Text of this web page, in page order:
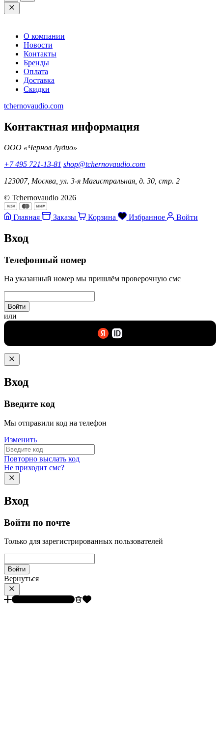
О компании
Новости
Контакты
Бренды
Оплата
Доставка
Скидки
tchernovaudio.com
Контактная информация
ООО «Чернов Аудио»
+7 495 721-13-81 shop@tchernovaudio.com
123007, Москва, ул. 3-я Магистральная, д. 30, стр. 2
© Tchernovaudio 2026
Главная Заказы Корзина Избранное Войти
Вход
Телефонный номер
На указанный номер мы пришлём проверочную смс
Войти
или
Вход
Введите код
Мы отправили код на телефон
Изменить
Повторно выслать код
Не приходит смс?
Вход
Войти по почте
Только для зарегистрированных пользователей
Войти
Вернуться